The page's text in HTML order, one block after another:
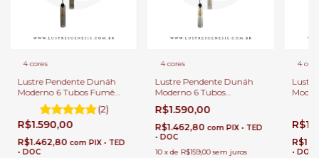
4 cores
Lustre Pendente Dunáh
Moderno 6 Tubos Fumê
Para Escadas e Casas Pé
Direito Duplo e Alto.(2)
R$1.590,00
R$1.462,80 com PIX • TED
• DOC
4 cores
Lustre Pendente Dunáh
Moderno 6 Tubos
Transparente Para Escadas
e Casas Pé Direito Duplo e
Alto.
R$1.590,00
R$1.462,80 com PIX • TED
• DOC
10 xde R$159,00 sem juros
4
• DOC